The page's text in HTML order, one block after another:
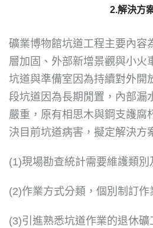
2.解決方
礦業博物館坑道工程主要內容
層加固、外部新增景觀與小火
坑道與準備室因為持續對外開
段坑道因為長期閒置，內部漏
嚴重，原有相思木與鋼支護腐
決目前坑道病害，擬定解決方
(1)現場勘查統計需要維護類別
(2)作業方式分類，個別制訂作
(3)引進熟悉坑道作業的退休